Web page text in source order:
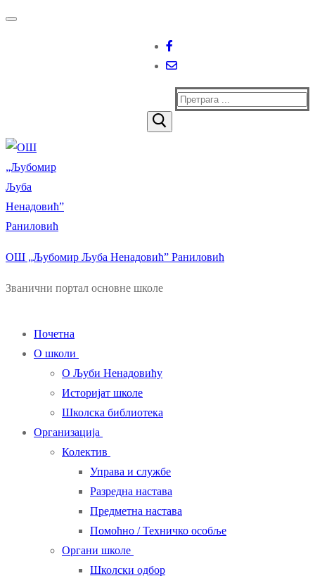
Прескочи
Изборник
Затворити
Тражи
ОШ „Љубомир Љуба Ненадовић” Раниловић
Званични портал основне школе
Почетна
О школи
О Љуби Ненадовићу
Историјат школе
Школска библиотека
Организација
Колектив
Управа и службе
Разредна настава
Предметна настава
Помоћно / Техничко особље
Органи школе
Школски одбор